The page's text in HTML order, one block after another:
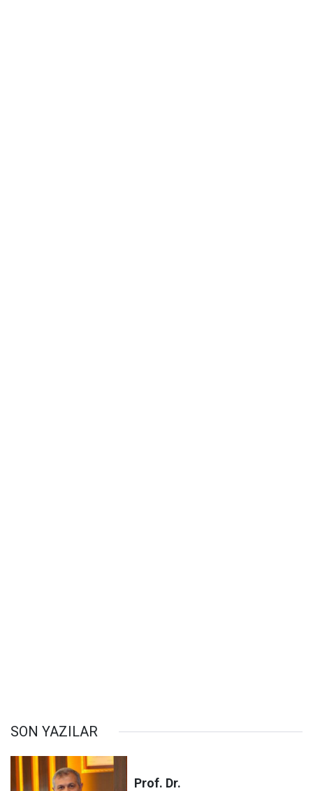
SON YAZILAR
Prof. Dr.